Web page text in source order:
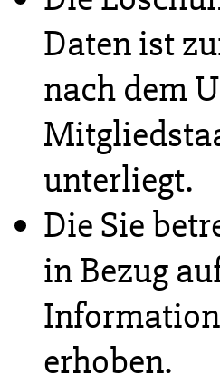
Daten ist
nach dem
unterliegt.
Die Sie
in Bezug
erhoben.